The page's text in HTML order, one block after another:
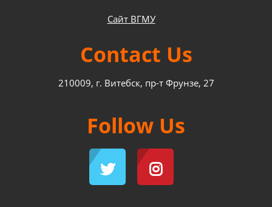
Сайт ВГМУ
Contact Us
210009, г. Витебск, пр-т Фрунзе, 27
Follow Us